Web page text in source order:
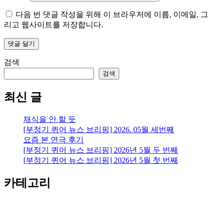
다음 번 댓글 작성을 위해 이 브라우저에 이름, 이메일, 그
리고 웹사이트를 저장합니다.
검색
검색
최신 글
채식을 안 할 듯
[부정기 퀴어 뉴스 브리핑] 2026. 05월 세번째
요즘 본 연극 후기
[부정기 퀴어 뉴스 브리핑] 2026년 5월 두 번째
[부정기 퀴어 뉴스 브리핑] 2026년 5월 첫 번째
카테고리